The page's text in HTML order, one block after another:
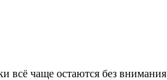
всё чаще остаются без внимания